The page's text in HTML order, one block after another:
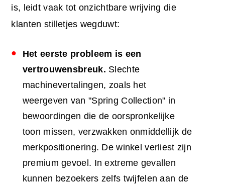
is, leidt vaak tot onzichtbare wrijving die
klanten stilletjes wegduwt:
Het eerste probleem is een
vertrouwensbreuk. Slechte
machinevertalingen, zoals het
weergeven van "Spring Collection" in
bewoordingen die de oorspronkelijke
toon missen, verzwakken onmiddellijk de
merkpositionering. De winkel verliest zijn
premium gevoel. In extreme gevallen
kunnen bezoekers zelfs twijfelen aan de